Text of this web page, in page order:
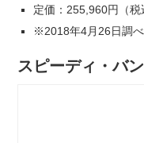
定価：255,960円（税
※2018年4月26日調べ
スピーディ・バ